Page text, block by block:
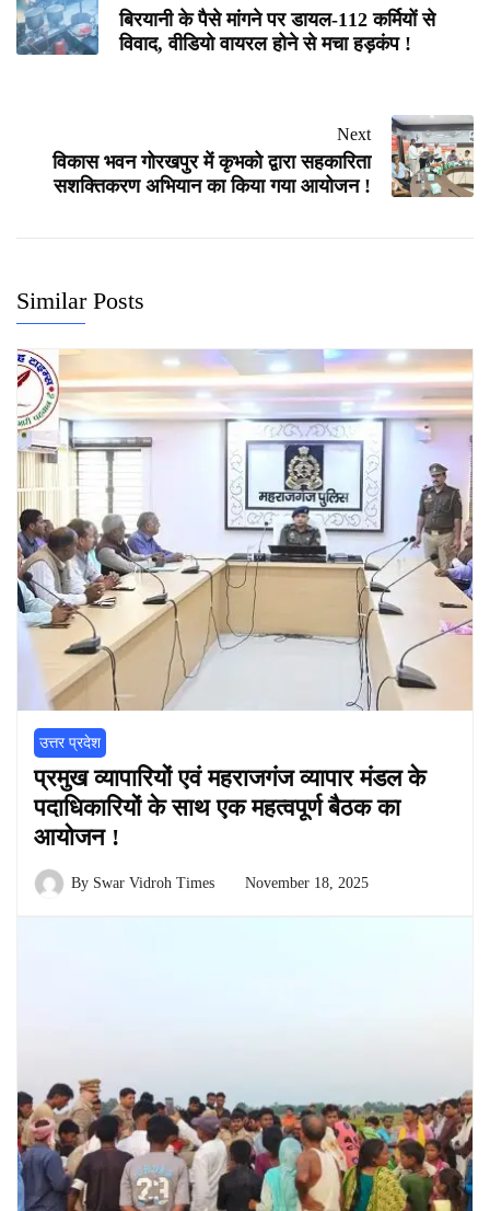
बिरयानी के पैसे मांगने पर डायल-112 कर्मियों से
विवाद, वीडियो वायरल होने से मचा हड़कंप !
Next
विकास भवन गोरखपुर में कृभको द्वारा सहकारिता
सशक्तिकरण अभियान का किया गया आयोजन !
Similar Posts
उत्तर प्रदेश
प्रमुख व्यापारियों एवं महराजगंज व्यापार मंडल के
पदाधिकारियों के साथ एक महत्वपूर्ण बैठक का
आयोजन !
By Swar Vidroh Times November 18, 2025